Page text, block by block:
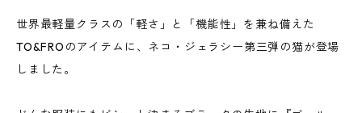
世界最軽量クラスの「軽さ」と「機能性」を兼ね備えた
TO&FROのアイテムに、ネコ・ジェラシー第三弾の猫が登場
しました。